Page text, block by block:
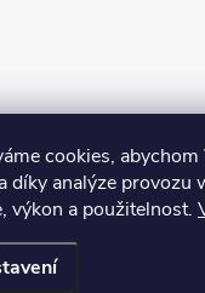
cookies,
díky analýze provozu
výkon a použitelnost.
práva vyhrazena.